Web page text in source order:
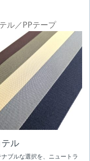
ル／PPテープ
ル
ブルな選択を、ニュートラ